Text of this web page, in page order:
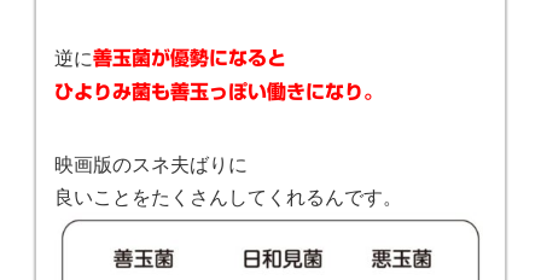
逆に善玉菌が優勢になると
ひよりみ菌も善玉っぽい働きになり。
映画版のスネ夫ばりに
良いことをたくさんしてくれるんです。